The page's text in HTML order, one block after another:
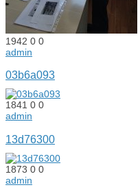
1942 0 0
admin
03b6a093
1841 0 0
admin
13d76300
1873 0 0
admin